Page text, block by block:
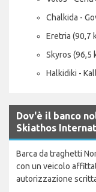
Chalkida -
Eretria (90,7
Skyros (96,5
Halkidiki -
Dov'è il banco
Skiathos
Barca da traghetti
con un veicolo
autorizzazione